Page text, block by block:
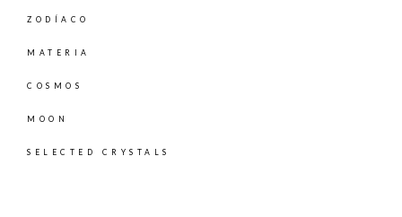
ZODÍACO
MATERIA
COSMOS
MOON
SELECTED CRYSTALS